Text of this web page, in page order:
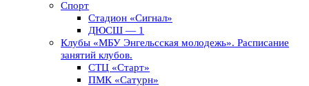
Спорт
Стадион «Сигнал»
ДЮСШ — 1
Клубы «МБУ Энгельсская молодежь». Расписание
занятий клубов.
СТЦ «Старт»
ПМК «Сатурн»